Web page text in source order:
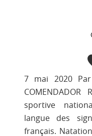
7 mai 2020
sportive
langue des
français.